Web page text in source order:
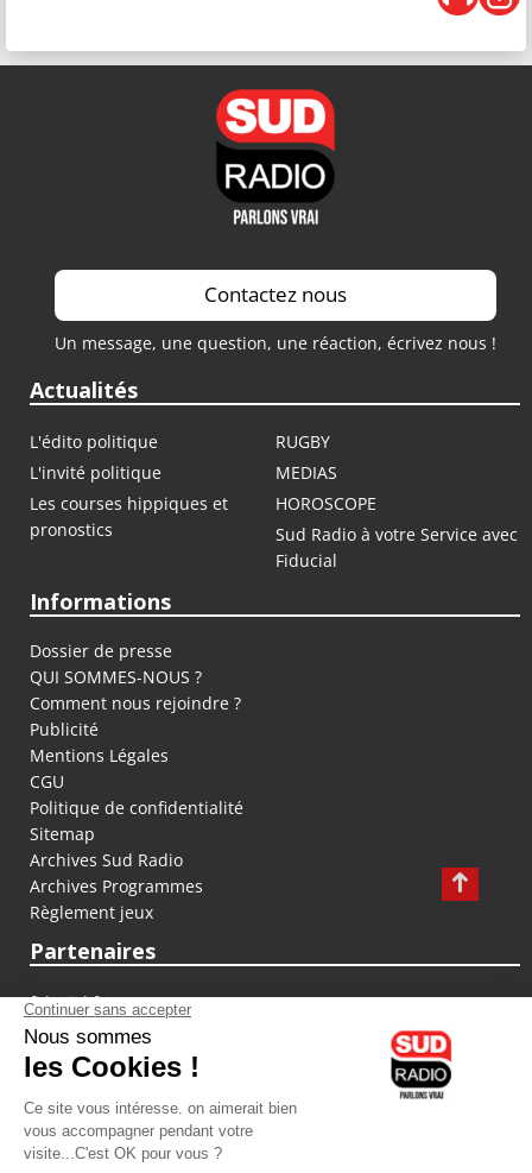
Contactez nous
Un message, une question, une réaction, écrivez nous !
Actualités
L'édito politique
RUGBY
L'invité politique
MEDIAS
Les courses hippiques et
pronostics
HOROSCOPE
Sud Radio à votre Service avec
Fiducial
Informations
Dossier de presse
QUI SOMMES-NOUS ?
Comment nous rejoindre ?
Publicité
Mentions Légales
CGU
Politique de confidentialité
Sitemap
Archives Sud Radio
Archives Programmes
Règlement jeux
Partenaires
fiducial.fr
lyoncapitale.fr
olympique-et-lyonnais.com
L'application Iphone / Android
Téléchargez l'application